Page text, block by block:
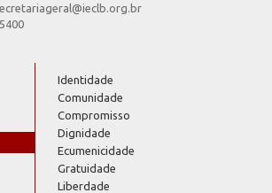
Identidade
Comunidade
Compromisso
Dignidade
Ecumenicidade
Gratuidade
Liberdade